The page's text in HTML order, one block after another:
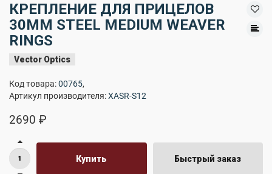
КРЕПЛЕНИЕ ДЛЯ ПРИЦЕЛОВ
30MM STEEL MEDIUM WEAVER
RINGS
Vector Optics
Код товара:00765,
Артикул производителя:XASR-S12
2690 ₽
Купить Быстрый заказ